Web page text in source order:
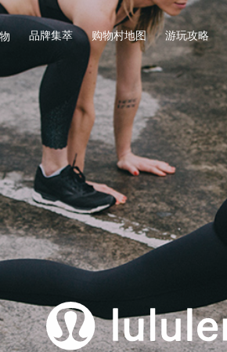
品牌集萃 购物村地图 游玩攻略